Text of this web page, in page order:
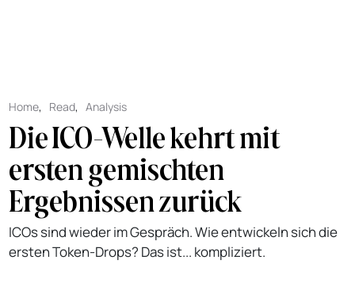
Home, Read,Analysis
Die ICO-Welle kehrt mit
ersten gemischten
Ergebnissen zurück
ICOs sind wieder im Gespräch. Wie entwickeln sich die
ersten Token-Drops? Das ist... kompliziert.